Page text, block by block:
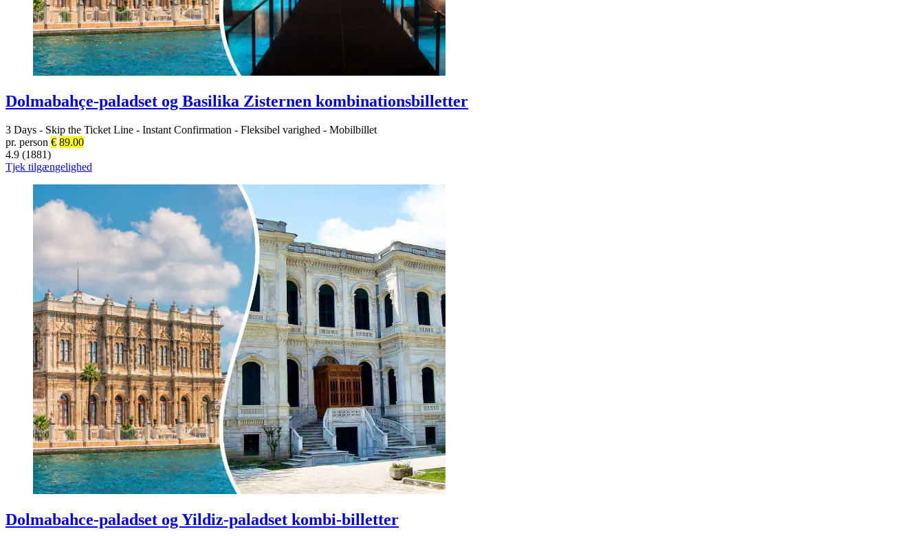
Dolmabahçe-paladset og Basilika Zisternen kombinationsbilletter
3 Days - Skip the Ticket Line - Instant Confirmation - Fleksibel varighed - Mobilbillet
pr. person € 89.00
4.9 (1881)
Tjek tilgængelighed
Dolmabahce-paladset og Yildiz-paladset kombi-billetter